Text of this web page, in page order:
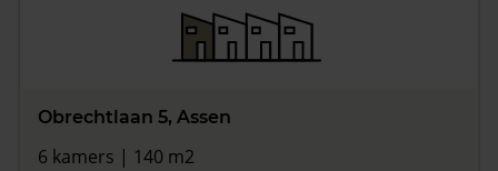
Obrechtlaan 5, Assen
6 kamers | 140 m2